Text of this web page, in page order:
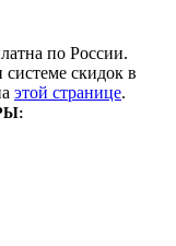
по России.
скидок в
этой странице.